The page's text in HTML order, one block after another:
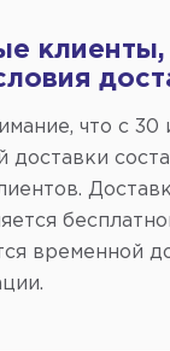
карты
клиенты,
что c 30
доставки
временной